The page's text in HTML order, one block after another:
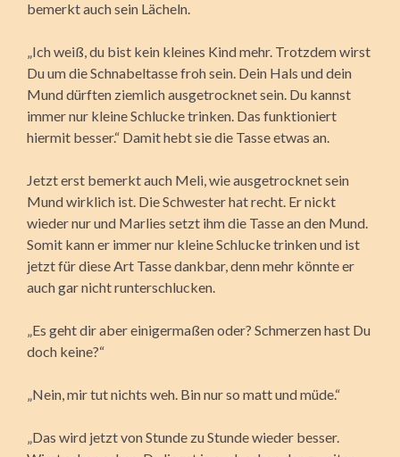
bemerkt auch sein Lächeln.
„Ich weiß, du bist kein kleines Kind mehr. Trotzdem wirst
Du um die Schnabeltasse froh sein. Dein Hals und dein
Mund dürften ziemlich ausgetrocknet sein. Du kannst
immer nur kleine Schlucke trinken. Das funktioniert
hiermit besser.“ Damit hebt sie die Tasse etwas an.
Jetzt erst bemerkt auch Meli, wie ausgetrocknet sein
Mund wirklich ist. Die Schwester hat recht. Er nickt
wieder nur und Marlies setzt ihm die Tasse an den Mund.
Somit kann er immer nur kleine Schlucke trinken und ist
jetzt für diese Art Tasse dankbar, denn mehr könnte er
auch gar nicht runterschlucken.
„Es geht dir aber einigermaßen oder? Schmerzen hast Du
doch keine?“
„Nein, mir tut nichts weh. Bin nur so matt und müde.“
„Das wird jetzt von Stunde zu Stunde wieder besser.